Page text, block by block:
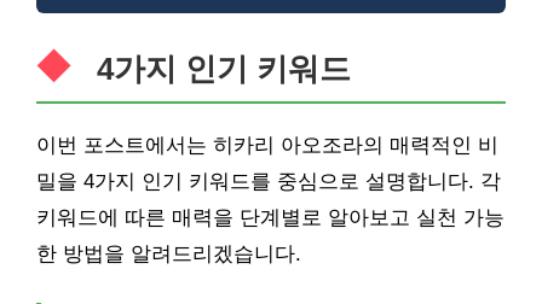
4가지 인기 키워드
이번 포스트에서는 히카리 아오조라의 매력적인 비
밀을 4가지 인기 키워드를 중심으로 설명합니다. 각
키워드에 따른 매력을 단계별로 알아보고 실천 가능
한 방법을 알려드리겠습니다.